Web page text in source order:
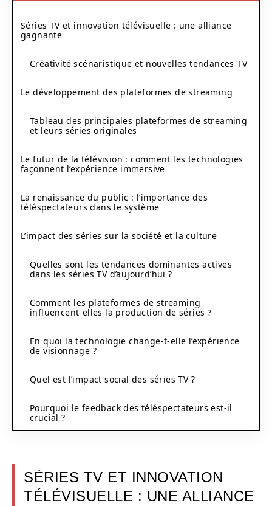
Séries TV et innovation télévisuelle : une alliance
gagnante
Créativité scénaristique et nouvelles tendances TV
Le développement des plateformes de streaming
Tableau des principales plateformes de streaming
et leurs séries originales
Le futur de la télévision : comment les technologies
façonnent l’expérience immersive
La renaissance du public : l’importance des
téléspectateurs dans le système
L’impact des séries sur la société et la culture
Quelles sont les tendances dominantes actives
dans les séries TV d’aujourd’hui ?
Comment les plateformes de streaming
influencent-elles la production de séries ?
En quoi la technologie change-t-elle l’expérience
de visionnage ?
Quel est l’impact social des séries TV ?
Pourquoi le feedback des téléspectateurs est-il
crucial ?
SÉRIES TV ET INNOVATION
TÉLÉVISUELLE : UNE ALLIANCE